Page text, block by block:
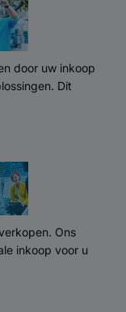
door uw inkoop
Dit
Ons
inkoop voor u